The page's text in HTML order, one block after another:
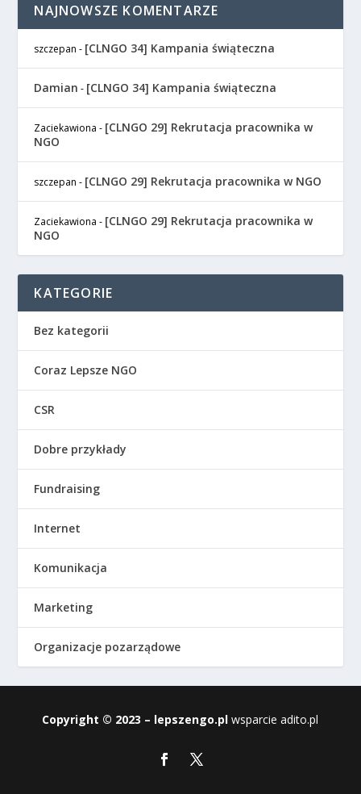
NAJNOWSZE KOMENTARZE
szczepan - [CLNGO 34] Kampania świąteczna
Damian - [CLNGO 34] Kampania świąteczna
Zaciekawiona - [CLNGO 29] Rekrutacja pracownika w
NGO
szczepan - [CLNGO 29] Rekrutacja pracownika w NGO
Zaciekawiona - [CLNGO 29] Rekrutacja pracownika w
NGO
KATEGORIE
Bez kategorii
Coraz Lepsze NGO
CSR
Dobre przykłady
Fundraising
Internet
Komunikacja
Marketing
Organizacje pozarządowe
Copyright © 2023 – lepszengo.pl wsparcieadito.pl